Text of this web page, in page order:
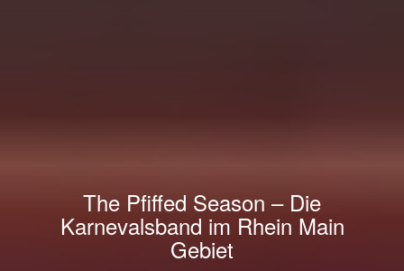
The Pfiffed Season – Die
Karnevalsband im Rhein Main
Gebiet